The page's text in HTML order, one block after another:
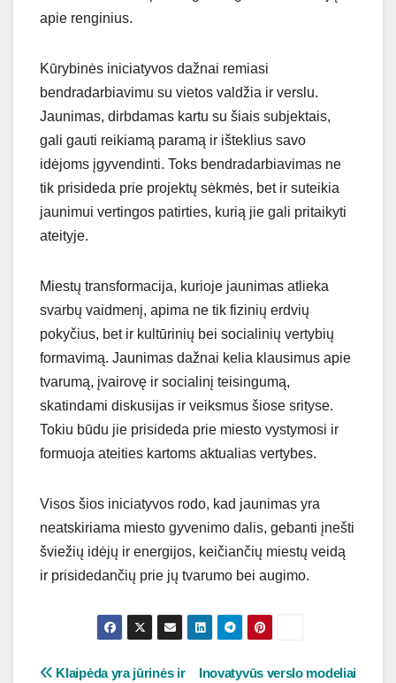
apie renginius.
Kūrybinės iniciatyvos dažnai remiasi
bendradarbiavimu su vietos valdžia ir verslu.
Jaunimas, dirbdamas kartu su šiais subjektais,
gali gauti reikiamą paramą ir išteklius savo
idėjoms įgyvendinti. Toks bendradarbiavimas ne
tik prisideda prie projektų sėkmės, bet ir suteikia
jaunimui vertingos patirties, kurią jie gali pritaikyti
ateityje.
Miestų transformacija, kurioje jaunimas atlieka
svarbų vaidmenį, apima ne tik fizinių erdvių
pokyčius, bet ir kultūrinių bei socialinių vertybių
formavimą. Jaunimas dažnai kelia klausimus apie
tvarumą, įvairovę ir socialinį teisingumą,
skatindami diskusijas ir veiksmus šiose srityse.
Tokiu būdu jie prisideda prie miesto vystymosi ir
formuoja ateities kartoms aktualias vertybes.
Visos šios iniciatyvos rodo, kad jaunimas yra
neatskiriama miesto gyvenimo dalis, gebanti įnešti
šviežių idėjų ir energijos, keičiančių miestų veidą
ir prisidedančių prie jų tvarumo bei augimo.
Inovatyvūs verslo modeliai
Klaipėda yra jūrinės ir